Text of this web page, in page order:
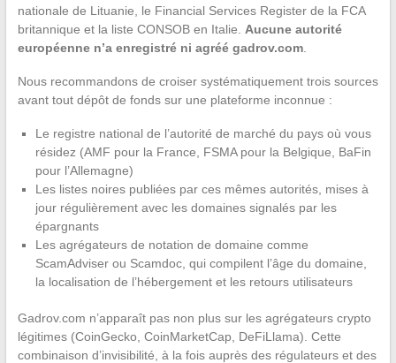
nationale de Lituanie, le Financial Services Register de la FCA
britannique et la liste CONSOB en Italie. Aucune autorité
européenne n’a enregistré ni agréé gadrov.com.
Nous recommandons de croiser systématiquement trois sources
avant tout dépôt de fonds sur une plateforme inconnue :
Le registre national de l’autorité de marché du pays où vous
résidez (AMF pour la France, FSMA pour la Belgique, BaFin
pour l’Allemagne)
Les listes noires publiées par ces mêmes autorités, mises à
jour régulièrement avec les domaines signalés par les
épargnants
Les agrégateurs de notation de domaine comme
ScamAdviser ou Scamdoc, qui compilent l’âge du domaine,
la localisation de l’hébergement et les retours utilisateurs
Gadrov.com n’apparaît pas non plus sur les agrégateurs crypto
légitimes (CoinGecko, CoinMarketCap, DeFiLlama). Cette
combinaison d’invisibilité, à la fois auprès des régulateurs et des